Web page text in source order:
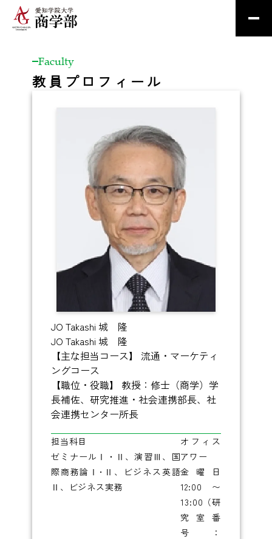
Faculty
教員プロフィール
JO Takashi 城 隆
JO Takashi 城 隆
【主な担当コース】
流通・マーケティ
ングコース
【職位・役職】
教授：修士（商学）学
長補佐、研究推進・社会連携部長、社
会連携センター所長
担当科目
ゼミナールⅠ・Ⅱ、演習Ⅲ、国
際商務論Ⅰ･Ⅱ、ビジネス英語
Ⅱ、ビジネス実務
オフィス
アワー
金曜日
12:00〜
13:00（研
究室番
号：